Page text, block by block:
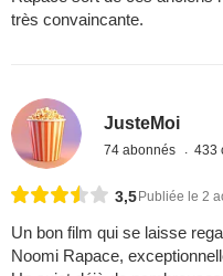
très convaincante.
JusteMoi
74 abonnés 433
3,5 Publiée le 2
Un bon film qui se laisse
Noomi Rapace,